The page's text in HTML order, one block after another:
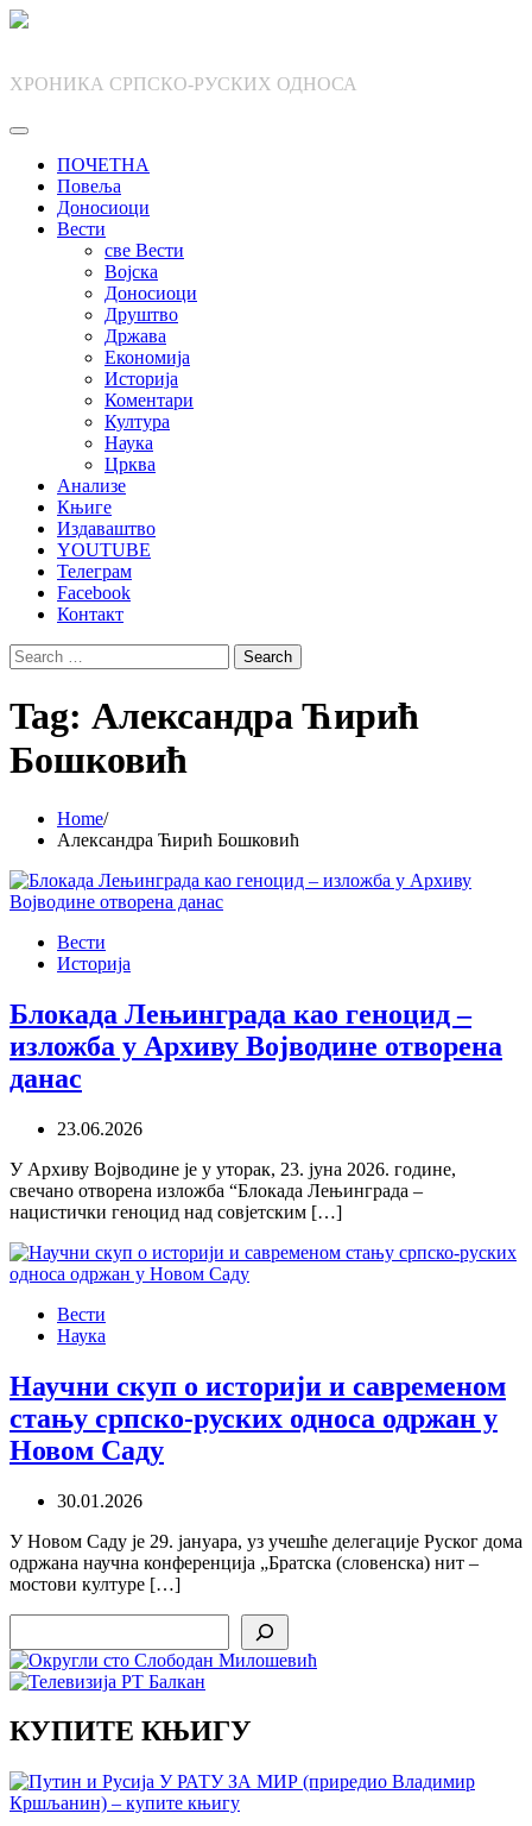
Skip
ХРОНИКА СРПСКО-РУСКИХ ОДНОСА
ПОЧЕТНА
Повеља
Доносиоци
Вести
све Вести
Војска
Доносиоци
Друштво
Држава
Економија
Историја
Коментари
Култура
Наука
Црква
Анализе
Књиге
Издаваштво
YOUTUBE
Телеграм
Facebook
Контакт
Search
for:
Tag: Александра Ћирић
Бошковић
Home
Александра Ћирић Бошковић
Вести
Историја
Блокада Лењинграда као геноцид –
изложба у Архиву Војводине отворена
данас
23.06.2026
У Архиву Војводине је у уторак, 23. јуна 2026. године,
свечано отворена изложба “Блокада Лењинграда –
нацистички геноцид над совјетским […]
Вести
Наука
Научни скуп о историји и савременом
стању српско-руских односа одржан у
Новом Саду
30.01.2026
У Новом Саду је 29. јануара, уз учешће делегације Руског дома
одржана научна конференција „Братска (словенска) нит –
мостови културе […]
КУПИТЕ КЊИГУ